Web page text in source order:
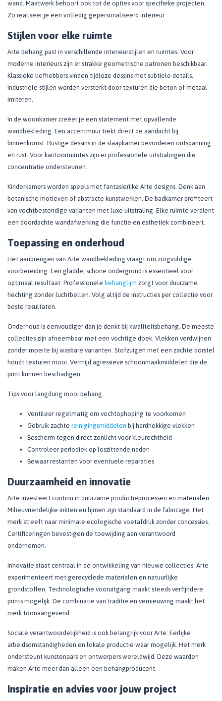
wand. Maatwerk behoort ook tot de opties voor specifieke projecten.
Zo realiseer je een volledig gepersonaliseerd interieur.
Stijlen voor elke ruimte
Arte behang past in verschillende interieurstijlen en ruimtes. Voor
moderne interieurs zijn er strakke geometrische patronen beschikbaar.
Klassieke liefhebbers vinden tijdloze dessins met subtiele details.
Industriële stijlen worden versterkt door texturen die beton of metaal
imiteren.
In de woonkamer creëer je een statement met opvallende
wandbekleding. Een accentmuur trekt direct de aandacht bij
binnenkomst. Rustige dessins in de slaapkamer bevorderen ontspanning
en rust. Voor kantoorruimtes zijn er professionele uitstralingen die
concentratie ondersteunen.
Kinderkamers worden speels met fantasierijke Arte designs. Denk aan
botanische motieven of abstracte kunstwerken. De badkamer profiteert
van vochtbestendige varianten met luxe uitstraling. Elke ruimte verdient
een doordachte wandafwerking die functie en esthetiek combineert.
Toepassing en onderhoud
Het aanbrengen van Arte wandbekleding vraagt om zorgvuldige
voorbereiding. Een gladde, schone ondergrond is essentieel voor
optimaal resultaat. Professionele behanglijm zorgt voor duurzame
hechting zonder luchtbellen. Volg altijd de instructies per collectie voor
beste resultaten.
Onderhoud is eenvoudiger dan je denkt bij kwaliteitsbehang. De meeste
collecties zijn afneembaar met een vochtige doek. Vlekken verdwijnen
zonder moeite bij wasbare varianten. Stofzuigen met een zachte borstel
houdt texturen mooi. Vermijd agressieve schoonmaakmiddelen die de
print kunnen beschadigen.
Tips voor langdurig mooi behang:
Ventileer regelmatig om vochtophoping te voorkomen
Gebruik zachte reinigingsmiddelen bij hardnekkige vlekken
Bescherm tegen direct zonlicht voor kleurechtheid
Controleer periodiek op loszittende naden
Bewaar restanten voor eventuele reparaties
Duurzaamheid en innovatie
Arte investeert continu in duurzame productieprocessen en materialen.
Milieuvriendelijke inkten en lijmen zijn standaard in de fabricage. Het
merk streeft naar minimale ecologische voetafdruk zonder concessies.
Certificeringen bevestigen de toewijding aan verantwoord
ondernemen.
Innovatie staat centraal in de ontwikkeling van nieuwe collecties. Arte
experimenteert met gerecyclede materialen en natuurlijke
grondstoffen. Technologische vooruitgang maakt steeds verfijndere
prints mogelijk. De combinatie van traditie en vernieuwing maakt het
merk toonaangevend.
Sociale verantwoordelijkheid is ook belangrijk voor Arte. Eerlijke
arbeidsomstandigheden en lokale productie waar mogelijk. Het merk
ondersteunt kunstenaars en ontwerpers wereldwijd. Deze waarden
maken Arte meer dan alleen een behangproducent.
Inspiratie en advies voor jouw project